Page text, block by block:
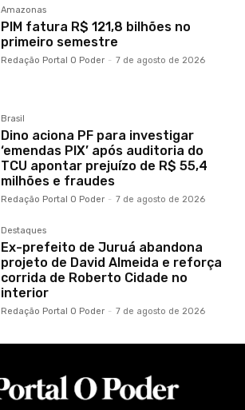
Amazonas
PIM fatura R$ 121,8 bilhões no
primeiro semestre
Redação Portal O Poder - 7 de agosto de 2026
Brasil
Dino aciona PF para investigar
‘emendas PIX’ após auditoria do
TCU apontar prejuízo de R$ 55,4
milhões e fraudes
Redação Portal O Poder - 7 de agosto de 2026
Destaques
Ex-prefeito de Juruá abandona
projeto de David Almeida e reforça
corrida de Roberto Cidade no
interior
Redação Portal O Poder - 7 de agosto de 2026